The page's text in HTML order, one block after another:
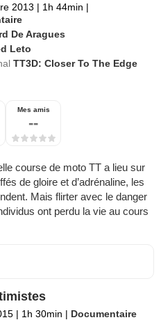
2013 | 1h 44min |
De Aragues
Leto
TT3D: Closer To The Edge
Mes amis
--
course de moto TT a lieu sur
de gloire et d’adrénaline, les
Mais flirter avec le danger
ont perdu la vie au cours
| 1h 30min | Documentaire